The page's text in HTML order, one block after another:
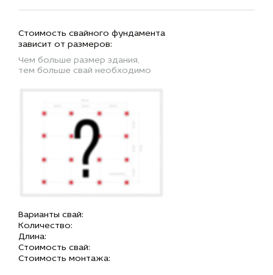
Стоимость свайного фундамента
зависит от размеров:
Чем больше размер здания,
тем больше свай необходимо
Варианты свай:
Количество:
Длина:
Стоимость свай:
Стоимость монтажа: